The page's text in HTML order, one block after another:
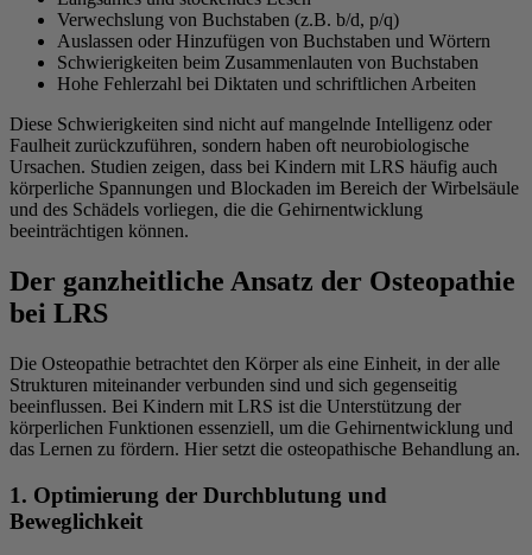
Verwechslung von Buchstaben (z.B. b/d, p/q)
Auslassen oder Hinzufügen von Buchstaben und Wörtern
Schwierigkeiten beim Zusammenlauten von Buchstaben
Hohe Fehlerzahl bei Diktaten und schriftlichen Arbeiten
Diese Schwierigkeiten sind nicht auf mangelnde Intelligenz oder
Faulheit zurückzuführen, sondern haben oft neurobiologische
Ursachen. Studien zeigen, dass bei Kindern mit LRS häufig auch
körperliche Spannungen und Blockaden im Bereich der Wirbelsäule
und des Schädels vorliegen, die die Gehirnentwicklung
beeinträchtigen können.
Der ganzheitliche Ansatz der Osteopathie
bei LRS
Die Osteopathie betrachtet den Körper als eine Einheit, in der alle
Strukturen miteinander verbunden sind und sich gegenseitig
beeinflussen. Bei Kindern mit LRS ist die Unterstützung der
körperlichen Funktionen essenziell, um die Gehirnentwicklung und
das Lernen zu fördern. Hier setzt die osteopathische Behandlung an.
1. Optimierung der Durchblutung und
Beweglichkeit